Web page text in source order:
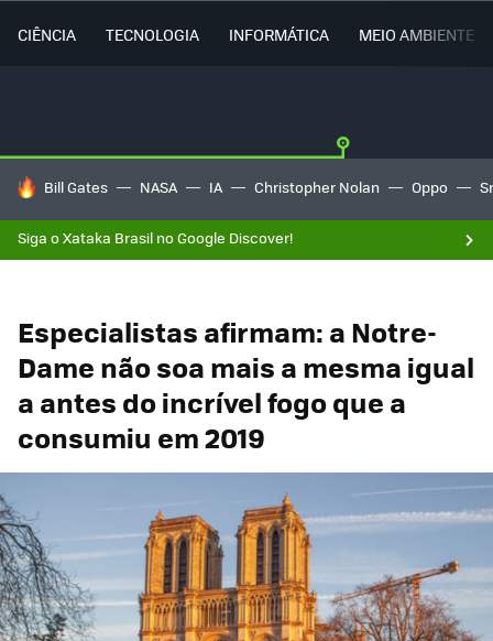
CIÊNCIA TECNOLOGIA INFORMÁTICA MEIO AMBIENTE
TENDÊNCIAS DO DIA
Bill Gates NASA IA Christopher Nolan Oppo
Siga o Xataka Brasil no Google Discover!
Especialistas afirmam: a Notre-
Dame não soa mais a mesma igual
a antes do incrível fogo que a
consumiu em 2019